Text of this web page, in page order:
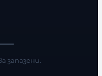
запазени.